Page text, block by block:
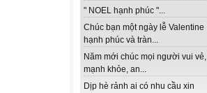
" NOEL hạnh phúc "...
Chúc bạn một ngày lễ Valentine
hạnh phúc và tràn...
Năm mới chúc mọi người vui vẻ,
mạnh khỏe, an...
Dịp hè rảnh ai có nhu cầu xin